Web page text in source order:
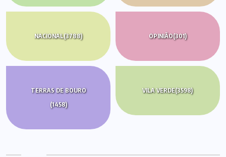
NACIONAL(3788) OPINIÃO(301)
TERRAS DE BOURO
(1458)
VILA VERDE(3598)